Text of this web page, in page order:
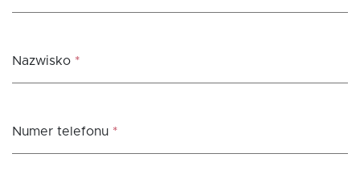
Nazwisko *
Numer telefonu *